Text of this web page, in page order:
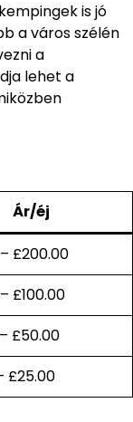
is jó
a város szélén
a
lehet a
Ár/éj
£200.00
£100.00
£50.00
£25.00